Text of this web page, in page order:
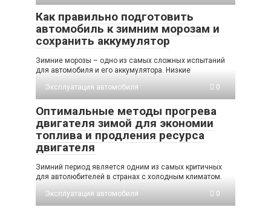
Как правильно подготовить
автомобиль к зимним морозам и
сохранить аккумулятор
Зимние морозы – одно из самых сложных испытаний
для автомобиля и его аккумулятора. Низкие
Эксплуатация автомобиля
0
Оптимальные методы прогрева
двигателя зимой для экономии
топлива и продления ресурса
двигателя
Зимний период является одним из самых критичных
для автолюбителей в странах с холодным климатом.
Эксплуатация автомобиля
0